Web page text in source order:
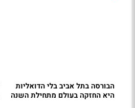
הבורסה בתל אביב בלי הדואליות
היא החזקה בעולם מתחילת השנה